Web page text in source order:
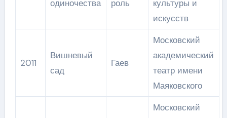
одиночества роль
культуры и
искусств
2011
Вишневый
сад
Гаев
Московский
академический
театр имени
Маяковского
Московский